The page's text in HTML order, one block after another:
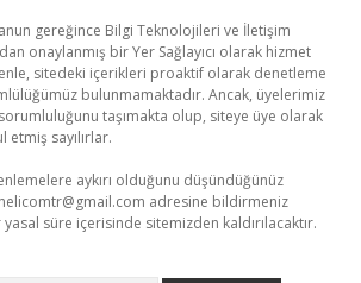
gereğince Bilgi Teknolojileri ve İletişim
onaylanmış bir Yer Sağlayıcı olarak hizmet
sitedeki içerikleri proaktif olarak denetleme
bulunmamaktadır. Ancak, üyelerimiz
taşımakta olup, siteye üye olarak
sayılırlar.
aykırı olduğunu düşündüğünüz
adresine bildirmeniz
süre içerisinde sitemizden kaldırılacaktır.